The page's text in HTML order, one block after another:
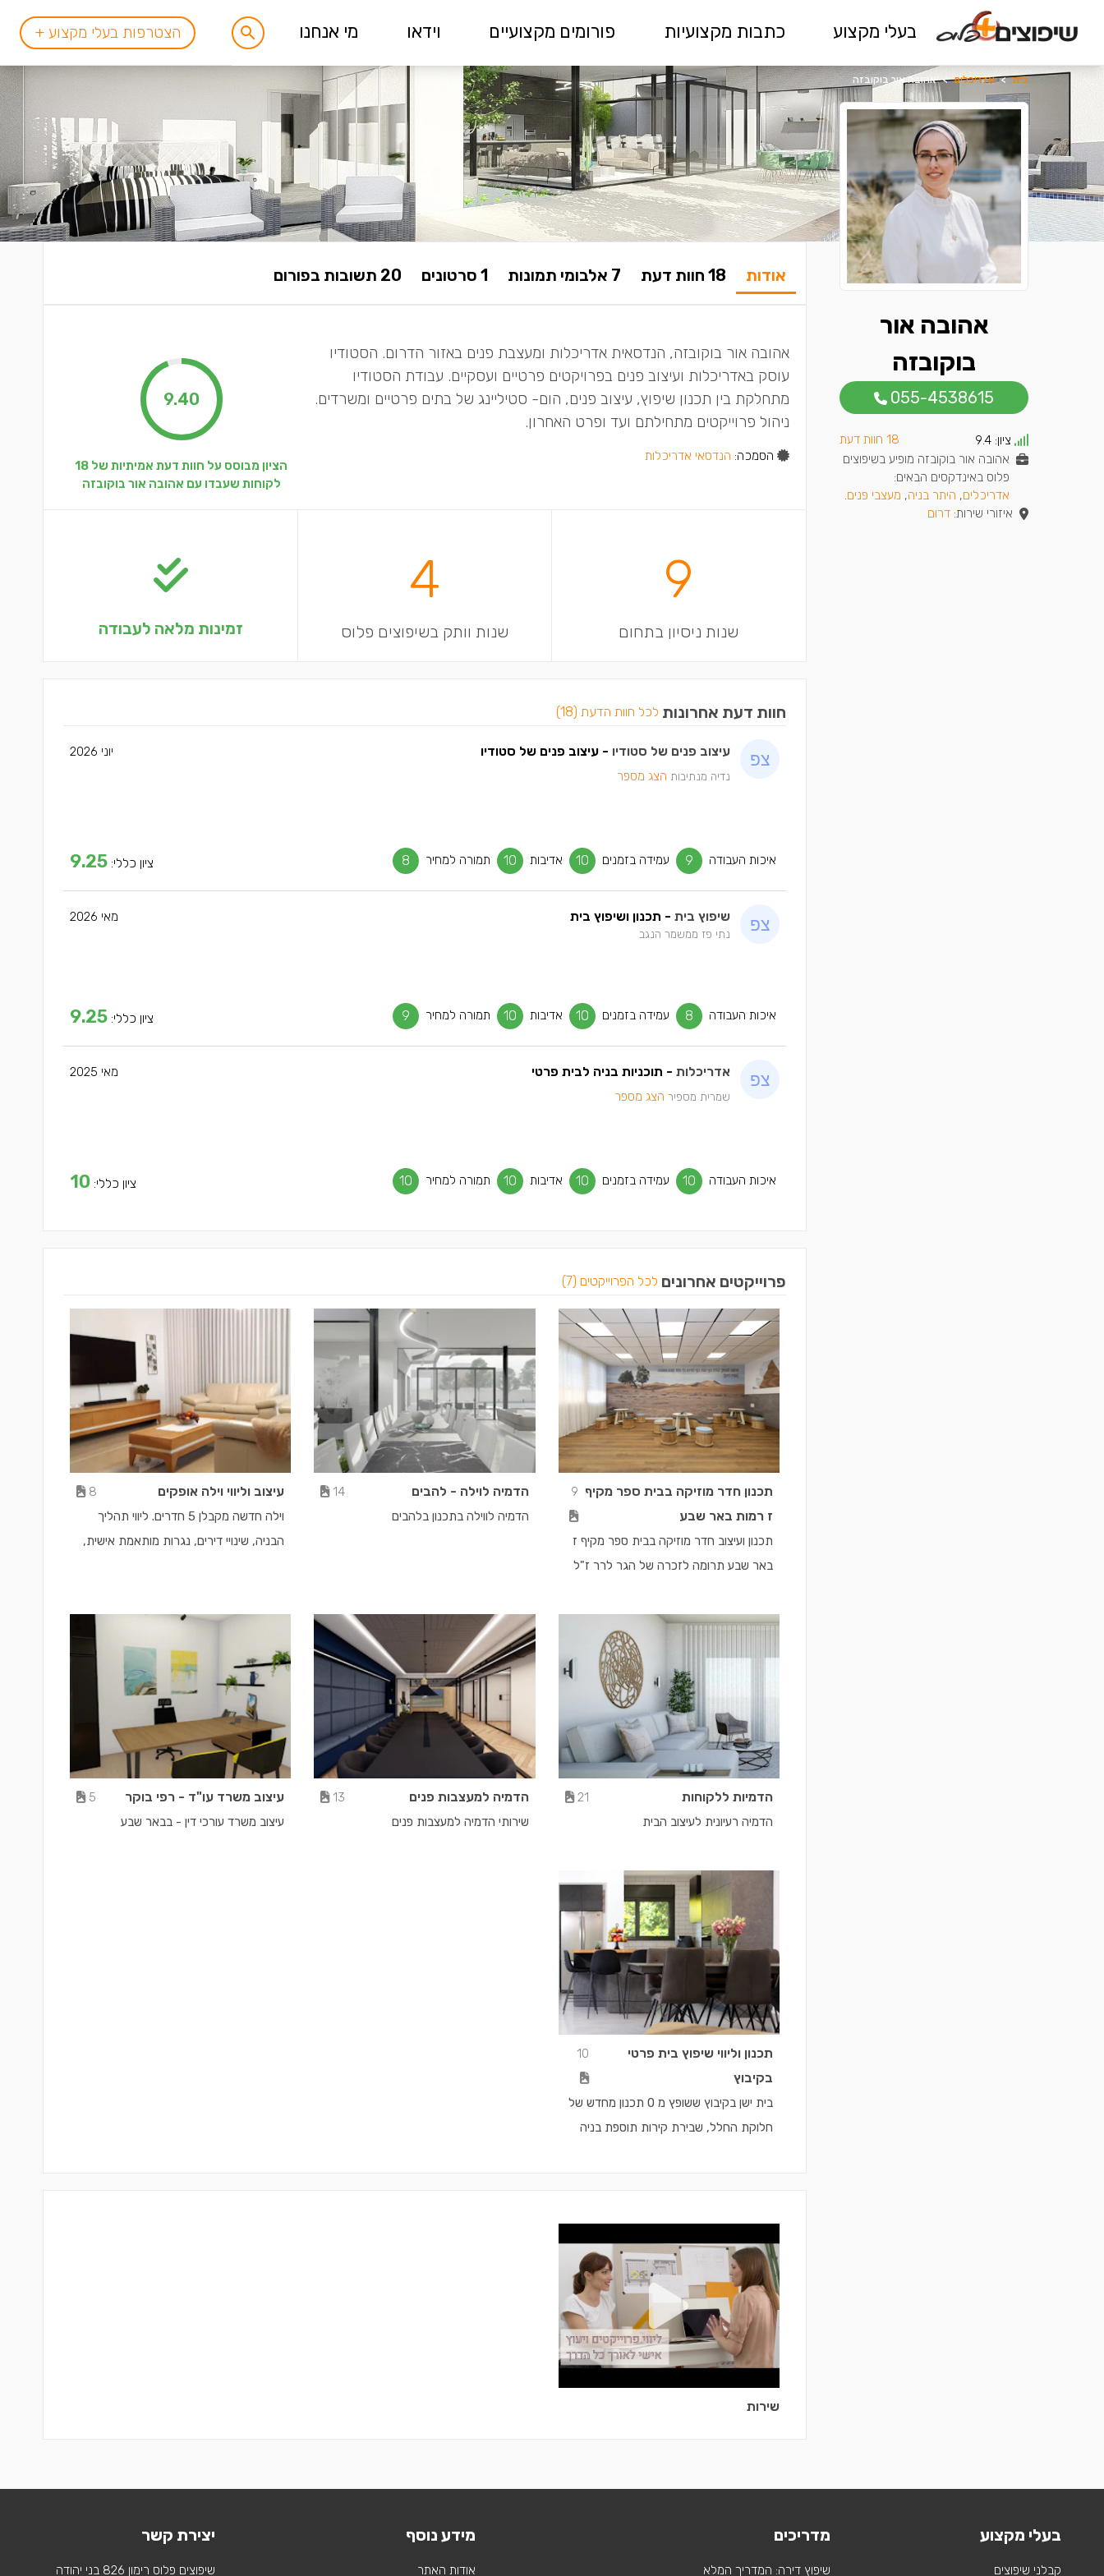
בעלי מקצוע כתבות מקצועיות פורומים מקצועיים וידאו מי אנחנו הצטרפות בעלי מקצוע +
בית > אדריכלים > אהובה אור בוקובזה
אהובה אור
בוקובזה
055-4538615
ציון: 9.4
18 חוות דעת
אהובה אור בוקובזה מופיע בשיפוצים
פלוס באינדקסים הבאים:
אדריכלים, היתר בניה, מעצבי פנים.
איזורי שירות: דרום
אודות 18 חוות דעת 7 אלבומי תמונות 1 סרטונים 20 תשובות בפורום
אהובה אור בוקובזה, הנדסאית אדריכלות ומעצבת פנים באזור הדרום. הסטודיו
עוסק באדריכלות ועיצוב פנים בפרויקטים פרטיים ועסקיים. עבודת הסטודיו
מתחלקת בין תכנון שיפוץ, עיצוב פנים, הום- סטיליינג של בתים פרטיים ומשרדים.
ניהול פרוייקטים מתחילתם ועד ופרט האחרון.
הסמכה: הנדסאי אדריכלות
9.40
הציון מבוסס על חוות דעת אמיתיות של 18
לקוחות שעבדו עם אהובה אור בוקובזה
9
שנות ניסיון בתחום
4
שנות וותק בשיפוצים פלוס זמינות מלאה לעבודה
חוות דעת אחרונות לכל חוות הדעת (18)
עיצוב פנים של סטודיו - עיצוב פנים של סטודיו
נדיה מנתיבות הצג מספר
יוני 2026
איכות העבודה 9 עמידה בזמנים 10 אדיבות 10 תמורה למחיר 8 ציון כללי: 9.25
שיפוץ בית - תכנון ושיפוץ בית
נתי פז ממשמר הנגב
מאי 2026
איכות העבודה 8 עמידה בזמנים 10 אדיבות 10 תמורה למחיר 9 ציון כללי: 9.25
אדריכלות - תוכניות בניה לבית פרטי
שמרית מספיר הצג מספר
מאי 2025
איכות העבודה 10 עמידה בזמנים 10 אדיבות 10 תמורה למחיר 10 ציון כללי: 10
פרוייקטים אחרונים לכל הפרוייקטים (7)
תכנון חדר מוזיקה בבית ספר מקיף
ז רמות באר שבע
9
תכנון ועיצוב חדר מוזיקה בבית ספר מקיף ז
באר שבע תרומה לזכרה של הגר לרר ז"ל
הדמיה לוילה - להבים
14
הדמיה לווילה בתכנון בלהבים
עיצוב וליווי וילה אופקים
8
וילה חדשה מקבלן 5 חדרים. ליווי תהליך
הבניה, שינויי דירים, נגרות מותאמת אישית,
הדמיות ללקוחות
21
הדמיה רעיונית לעיצוב הבית
הדמיה למעצבות פנים
13
שירותי הדמיה למעצבות פנים
עיצוב משרד עו"ד - רפי בוקר
5
עיצוב משרד עורכי דין - בבאר שבע
תכנון וליווי שיפוץ בית פרטי
בקיבוץ
10
בית ישן בקיבוץ ששופץ מ 0 תכנון מחדש של
חלוקת החלל, שבירת קירות תוספת בניה
בבחירת חומרים, פיקוח, ליווי לאנשי מקצוע
שירות
בעלי מקצוע
קבלני שיפוצים
מדריכים
שיפוץ דירה: המדריך המלא
מידע נוסף
אודות האתר
יצירת קשר
שיפוצים פלוס רימון 826 בני יהודה